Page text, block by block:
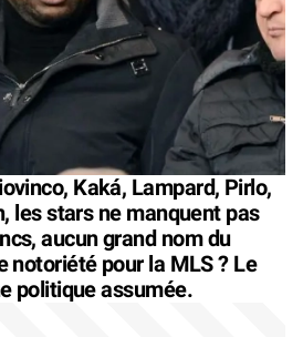
Kaká, Lampard, Pirlo,
les stars ne manquent pas
aucun grand nom du
notoriété pour la MLS ? Le
politique assumée.